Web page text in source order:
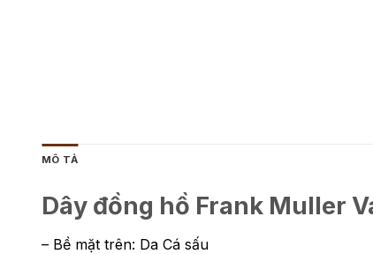
MÔ TẢ
Dây đồng hồ Frank Muller
– Bề mặt trên: Da Cá sấu